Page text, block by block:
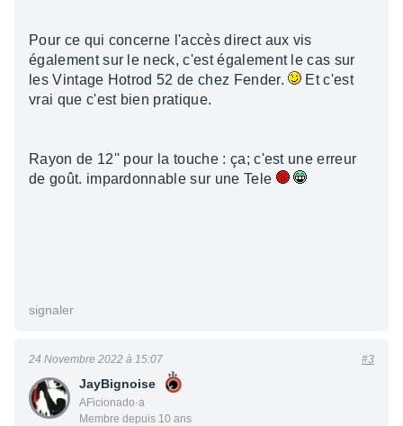
Pour ce qui concerne l'accès direct aux vis
également sur le neck, c'est également le cas sur
les Vintage Hotrod 52 de chez Fender.
Et c'est
vrai que c'est bien pratique.
Rayon de 12'' pour la touche : ça; c'est une erreur
de goût. impardonnable sur une Tele
signaler
JayBignoise
AFicionado·a
Membre depuis 10 ans
24 Novembre 2022 à 15:07 #3